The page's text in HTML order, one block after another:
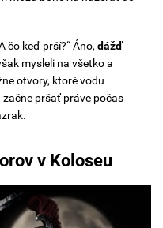
čo keď prší?“ Áno, dážď
mysleli na všetko a
otvory, ktoré vodu
začne pršať práve počas
v Koloseu